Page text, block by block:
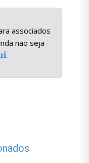
associados
não seja
.